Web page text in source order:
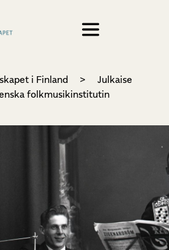
i Finland >
Julkaise
folkmusikinstitutin